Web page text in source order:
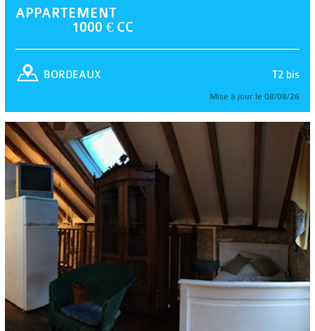
APPARTEMENT
1000 € CC
T2 bis
BORDEAUX
Mise à jour le 08/08/26